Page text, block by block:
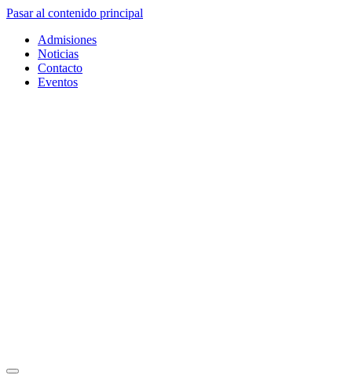
Pasar al contenido principal
Admisiones
Noticias
Contacto
Eventos